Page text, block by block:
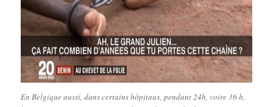
En Belgique aussi, dans certains hôpitaux, pendant 24h, voire 36 h,